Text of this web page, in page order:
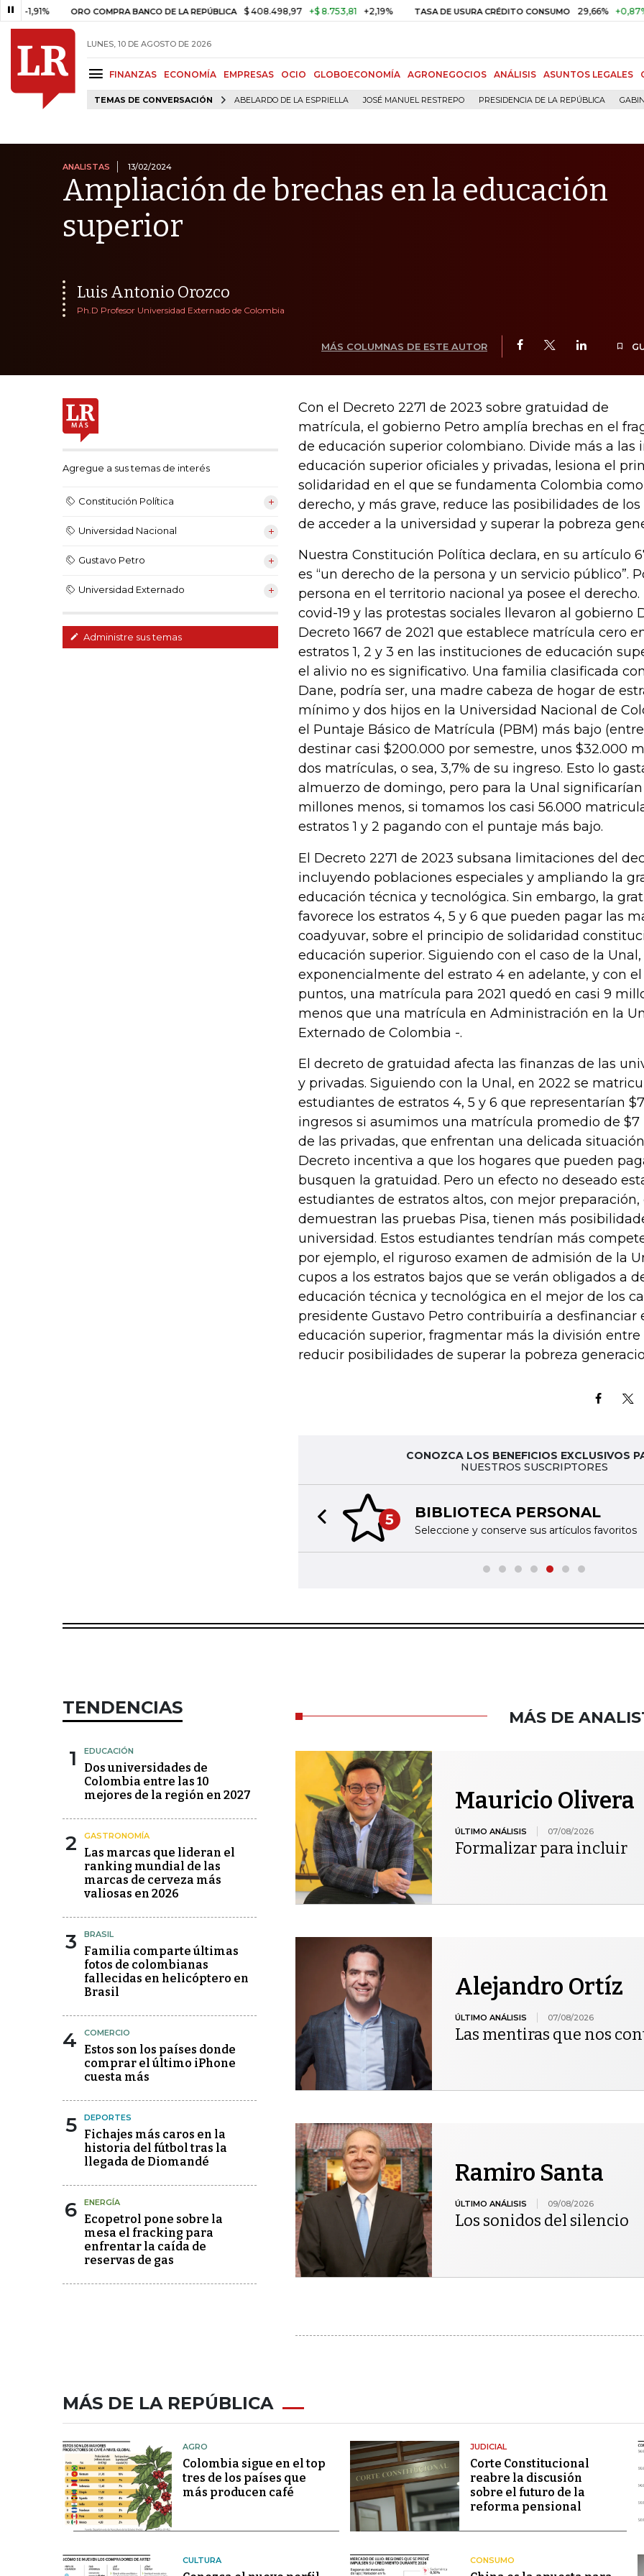
ORO COMPRA BANCO DE LA REPÚBLICA $ 408.498,97 +$ 8.753,81 +2,19% TASA DE USURA CRÉDITO CONSUMO 29,66% +0,87%
LUNES, 10 DE AGOSTO DE 2026
FINANZAS ECONOMÍA EMPRESAS OCIO GLOBOECONOMÍA AGRONEGOCIOS ANÁLISIS ASUNTOS LEGALES
TEMAS DE CONVERSACIÓN ABELARDO DE LA ESPRIELLA JOSÉ MANUEL RESTREPO PRESIDENCIA DE LA REPÚBLICA
ANALISTAS 13/02/2024
Ampliación de brechas en la educación
superior
Luis Antonio Orozco
Ph.D Profesor Universidad Externado de Colombia
MÁS COLUMNAS DE ESTE AUTOR
Agregue a sus temas de interés
Constitución Política
Universidad Nacional
Gustavo Petro
Universidad Externado
Administre sus temas
Con el Decreto 2271 de 2023 sobre gratuidad de
matrícula, el gobierno Petro amplía brechas en el
de educación superior colombiano. Divide más a las
educación superior oficiales y privadas, lesiona el
solidaridad en el que se fundamenta Colombia
derecho, y más grave, reduce las posibilidades de
de acceder a la universidad y superar la pobreza
Nuestra Constitución Política declara, en su artículo
es “un derecho de la persona y un servicio público”.
persona en el territorio nacional ya posee el
covid-19 y las protestas sociales llevaron al gobierno
Decreto 1667 de 2021 que establece matrícula cero
estratos 1, 2 y 3 en las instituciones de educación
el alivio no es significativo. Una familia clasificada
Dane, podría ser, una madre cabeza de hogar de
mínimo y dos hijos en la Universidad Nacional de
el Puntaje Básico de Matrícula (PBM) más bajo (entre
destinar casi $200.000 por semestre, unos $32.000
dos matrículas, o sea, 3,7% de su ingreso. Esto lo
almuerzo de domingo, pero para la Unal significarían
millones menos, si tomamos los casi 56.000
estratos 1 y 2 pagando con el puntaje más bajo.
El Decreto 2271 de 2023 subsana limitaciones del
incluyendo poblaciones especiales y ampliando la
educación técnica y tecnológica. Sin embargo, la
favorece los estratos 4, 5 y 6 que pueden pagar las
coadyuvar, sobre el principio de solidaridad
educación superior. Siguiendo con el caso de la
exponencialmente del estrato 4 en adelante, y con
puntos, una matrícula para 2021 quedó en casi 9
menos que una matrícula en Administración en la
Externado de Colombia -.
El decreto de gratuidad afecta las finanzas de las
y privadas. Siguiendo con la Unal, en 2022 se
estudiantes de estratos 4, 5 y 6 que representarían
ingresos si asumimos una matrícula promedio de $7
de las privadas, que enfrentan una delicada
Decreto incentiva a que los hogares que pueden
busquen la gratuidad. Pero un efecto no deseado
estudiantes de estratos altos, con mejor preparación,
demuestran las pruebas Pisa, tienen más
universidad. Estos estudiantes tendrían más
por ejemplo, el riguroso examen de admisión de la
cupos a los estratos bajos que se verán obligados a
educación técnica y tecnológica en el mejor de los
presidente Gustavo Petro contribuiría a desfinanciar
educación superior, fragmentar más la división
reducir posibilidades de superar la pobreza
CONOZCA LOS BENEFICIOS EXCLUSIVOS
NUESTROS SUSCRIPTORES
5 BIBLIOTECA PERSONAL
Seleccione y conserve sus artículos favoritos
Previous slide
TENDENCIAS
1 EDUCACIÓN
Dos universidades de
Colombia entre las 10
mejores de la región en 2027
2 GASTRONOMÍA
Las marcas que lideran el
ranking mundial de las
marcas de cerveza más
valiosas en 2026
3 BRASIL
Familia comparte últimas
fotos de colombianas
fallecidas en helicóptero en
Brasil
4 COMERCIO
Estos son los países donde
comprar el último iPhone
cuesta más
5 DEPORTES
Fichajes más caros en la
historia del fútbol tras la
llegada de Diomandé
6 ENERGÍA
Ecopetrol pone sobre la
mesa el fracking para
enfrentar la caída de
reservas de gas
MÁS DE
Mauricio Olivera
ÚLTIMO ANÁLISIS 07/08/2026
Formalizar para incluir
Alejandro Ortíz
ÚLTIMO ANÁLISIS 07/08/2026
Las mentiras que nos
Ramiro Santa
ÚLTIMO ANÁLISIS 09/08/2026
Los sonidos del silencio
MÁS DE LA REPÚBLICA
AGRO
Colombia sigue en el top
tres de los países que
más producen café
JUDICIAL
Corte Constitucional
reabre la discusión
sobre el futuro de la
reforma pensional
CULTURA CONSUMO